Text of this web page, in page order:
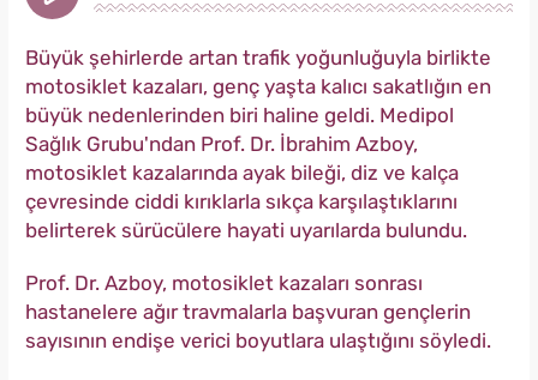
Büyük şehirlerde artan trafik yoğunluğuyla birlikte
motosiklet kazaları, genç yaşta kalıcı sakatlığın en
büyük nedenlerinden biri haline geldi. Medipol
Sağlık Grubu'ndan Prof. Dr. İbrahim Azboy,
motosiklet kazalarında ayak bileği, diz ve kalça
çevresinde ciddi kırıklarla sıkça karşılaştıklarını
belirterek sürücülere hayati uyarılarda bulundu.
Prof. Dr. Azboy, motosiklet kazaları sonrası
hastanelere ağır travmalarla başvuran gençlerin
sayısının endişe verici boyutlara ulaştığını söyledi.